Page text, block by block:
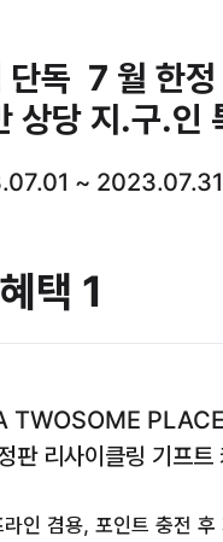
단독 7 월 한정
상당 지.구.인
~ 2023.07.31
택 1
TWOSOME PLACE
판 리사이클링 기프트
인 겸용, 포인트 충전 후